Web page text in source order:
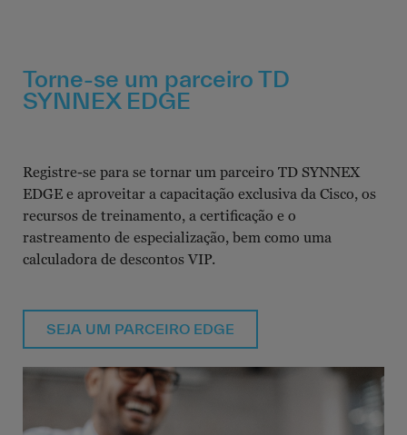
Torne-se um parceiro TD
SYNNEX EDGE
Registre-se para se tornar um parceiro TD SYNNEX
EDGE e aproveitar a capacitação exclusiva da Cisco, os
recursos de treinamento, a certificação e o
rastreamento de especialização, bem como uma
calculadora de descontos VIP.
SEJA UM PARCEIRO EDGE